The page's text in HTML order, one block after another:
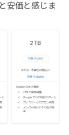
安価と感じま